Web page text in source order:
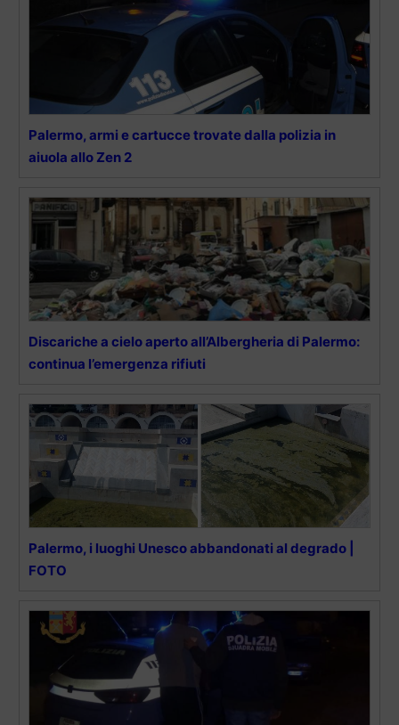
Palermo, armi e cartucce trovate dalla polizia in
aiuola allo Zen 2
Discariche a cielo aperto all’Albergheria di Palermo:
continua l’emergenza rifiuti
Palermo, i luoghi Unesco abbandonati al degrado |
FOTO